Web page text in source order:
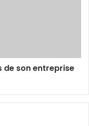
de son entreprise